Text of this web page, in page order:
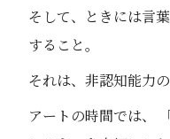
そして、ときには言
すること。
それは、非認知能力の
アートの時間では、